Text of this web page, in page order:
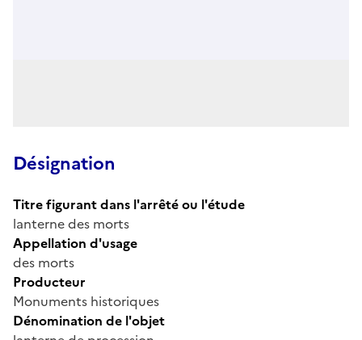
Désignation
Titre figurant dans l'arrêté ou l'étude
lanterne des morts
Appellation d'usage
des morts
Producteur
Monuments historiques
Dénomination de l'objet